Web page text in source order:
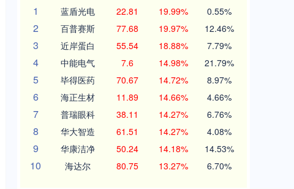
1
蓝盾光电 22.81 19.99% 0.55%
2 百普赛斯 77.68 19.97% 12.46%
3 近岸蛋白 55.54 18.88% 7.79%
4 中能电气 7.6 14.98% 21.79%
5 毕得医药 70.67 14.72% 8.97%
6 海正生材 11.89 14.66% 4.66%
7 普瑞眼科 38.11 14.27% 6.76%
8 华大智造 61.51 14.27% 4.08%
9 华康洁净 50.24 14.18% 14.53%
10 海达尔 80.75 13.27% 6.70%